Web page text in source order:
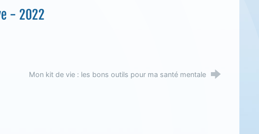
- 2022
Mon kit de vie : les bons outils pour ma santé mentale